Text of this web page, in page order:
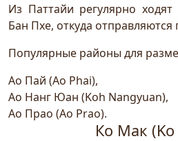
Из Паттайи регулярно
Бан Пхе, откуда
Популярные районы для
Ао Пай (Ao Phai),
Ао Нанг Юан (Koh Nangyuan),
Ао Прао (Ao Prao).
Ко Мак